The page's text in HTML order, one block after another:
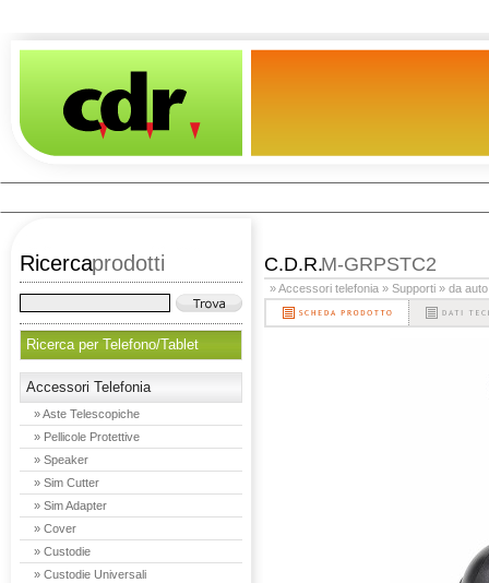
Ricercaprodotti
Ricerca per Telefono/Tablet
Accessori Telefonia
» Aste Telescopiche
» Pellicole Protettive
» Speaker
» Sim Cutter
» Sim Adapter
» Cover
» Custodie
» Custodie Universali
C.D.R.M-GRPSTC2
» Accessori telefonia » Supporti » da auto